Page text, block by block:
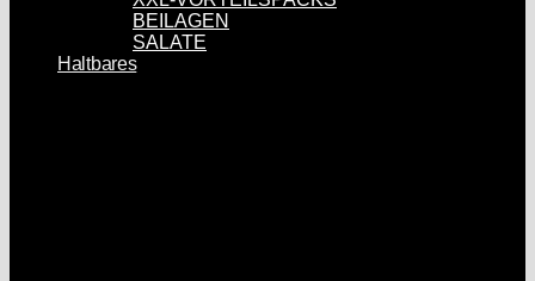
BEILAGEN
SALATE
Haltbares